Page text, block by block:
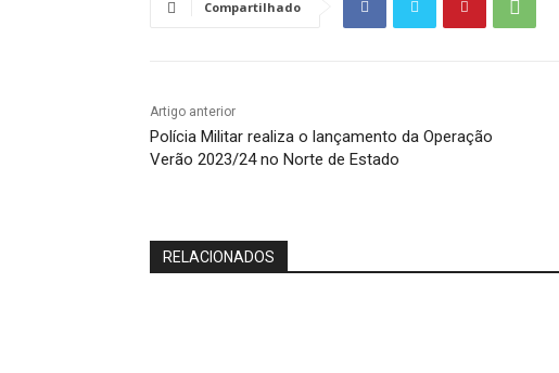
Compartilhado
Artigo anterior
Polícia Militar realiza o lançamento da Operação
Verão 2023/24 no Norte de Estado
RELACIONADOS